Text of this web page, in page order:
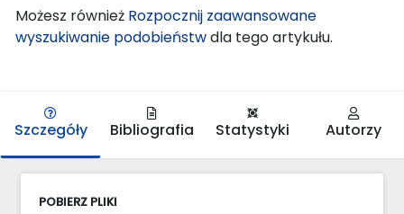
Możesz również Rozpocznij zaawansowane
wyszukiwanie podobieństwdla tego artykułu.
Szczegóły Bibliografia Statystyki Autorzy
POBIERZ PLIKI